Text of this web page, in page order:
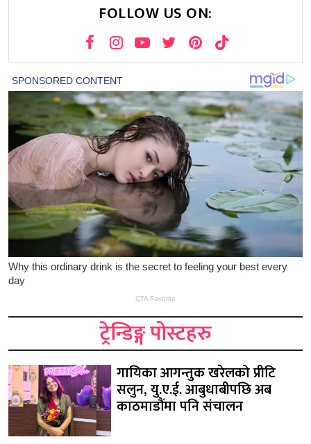
FOLLOW US ON:
ट्रेन्डिङ्ग पोस्टहरु
गायिका आगन्तुक खरेलको प्रीटि
सलुन, यु.ए.ई. आबुधाबीपछि अब
काठमाडौंमा पनि संचालन